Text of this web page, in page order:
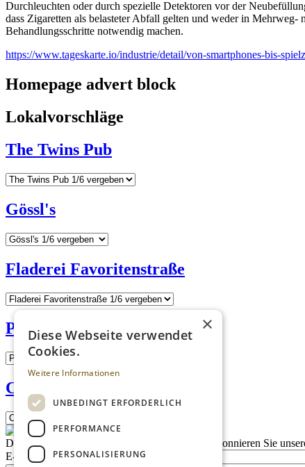
Durchleuchten oder durch spezielle Detektoren vor der
dass Zigaretten als belasteter Abfall gelten und weder in
Behandlungsschritte notwendig machen.
https://www.tageskarte.io/industrie/detail/von-smartphones-bis-
Homepage advert block
Lokalvorschläge
The Twins Pub
Gössl's
Fladerei Favoritenstraße
Prince Charles
Click Clack
Description
Abonnieren Sie
E-Mail
×
Diese Webseite verwendet
Cookies.
Weitere Informationen
UNBEDINGT ERFORDERLICH
PERFORMANCE
PERSONALISIERUNG